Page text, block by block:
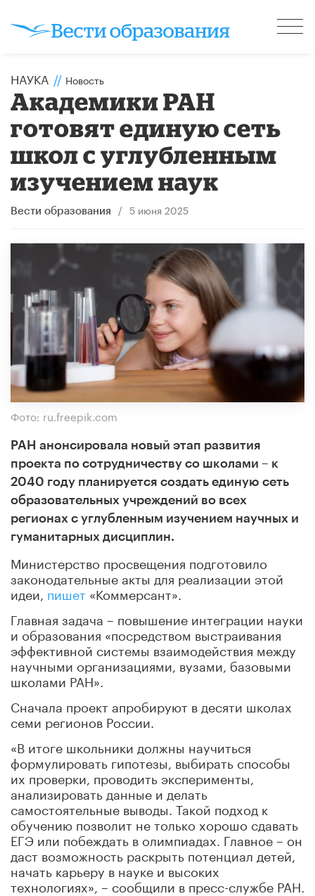
НАУКА // Новость
Академики РАН
готовят единую сеть
школ с углубленным
изучением наук
Вести образования / 5 июня 2025
Фото: ru.freepik.com
РАН анонсировала новый этап развития
проекта по сотрудничеству со школами – к
2040 году планируется создать единую сеть
образовательных учреждений во всех
регионах с углубленным изучением научных и
гуманитарных дисциплин.
Министерство просвещения подготовило
законодательные акты для реализации этой
идеи, пишет «Коммерсант».
Главная задача – повышение интеграции науки
и образования «посредством выстраивания
эффективной системы взаимодействия между
научными организациями, вузами, базовыми
школами РАН».
Сначала проект апробируют в десяти школах
семи регионов России.
«В итоге школьники должны научиться
формулировать гипотезы, выбирать способы
их проверки, проводить эксперименты,
анализировать данные и делать
самостоятельные выводы. Такой подход к
обучению позволит не только хорошо сдавать
ЕГЭ или побеждать в олимпиадах. Главное – он
даст возможность раскрыть потенциал детей,
начать карьеру в науке и высоких
технологиях», – сообщили в пресс-службе РАН.